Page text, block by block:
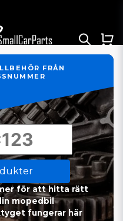
FRÅN
för att hitta rätt
mopedbil
fungerar här